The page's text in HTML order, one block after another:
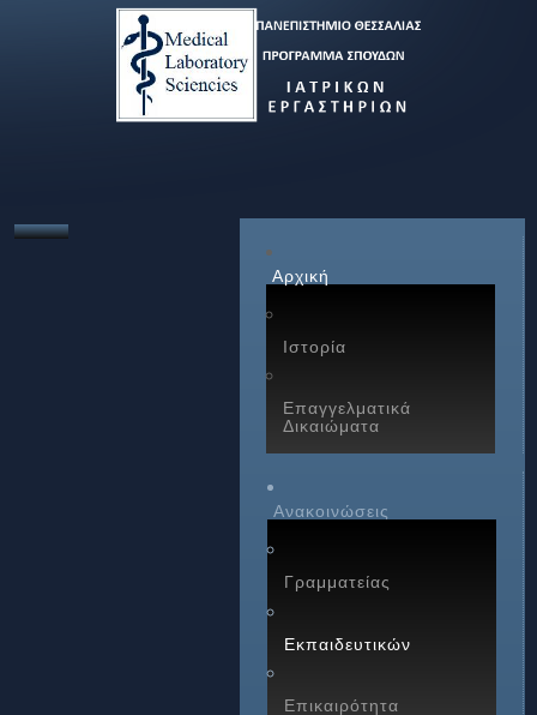
Αρχική
Ιστορία
Επαγγελματικά
Δικαιώματα
Ανακοινώσεις
Γραμματείας
Εκπαιδευτικών
Επικαιρότητα